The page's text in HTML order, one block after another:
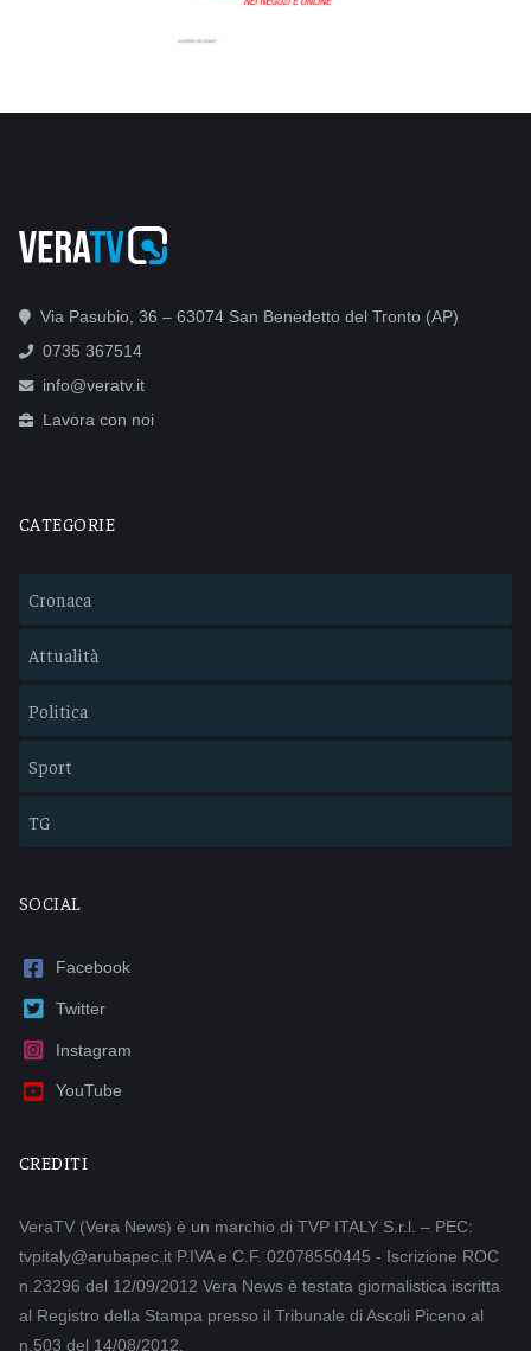
Via Pasubio, 36 – 63074 San Benedetto del Tronto (AP)
0735 367514
info@veratv.it
Lavora con noi
CATEGORIE
Cronaca
Attualità
Politica
Sport
TG
SOCIAL
Facebook
Twitter
Instagram
YouTube
CREDITI
VeraTV (Vera News) è un marchio di TVP ITALY S.r.l. – PEC:
tvpitaly@arubapec.it P.IVA e C.F. 02078550445 - Iscrizione ROC
n.23296 del 12/09/2012 Vera News è testata giornalistica iscritta
al Registro della Stampa presso il Tribunale di Ascoli Piceno al
n.503 del 14/08/2012.